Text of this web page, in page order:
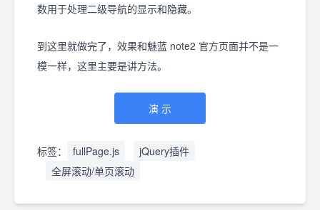
$mlNav.animate({
}, 500);
} else {
top: -66
}, 400);
}
});
数用于处理二级导航的显示和隐藏。
到这里就做完了，效果和魅蓝 note2 官方页面并不是一
模一样，这里主要是讲方法。
演 示
标签： fullPage.js
jQuery插件
全屏滚动/单页滚动